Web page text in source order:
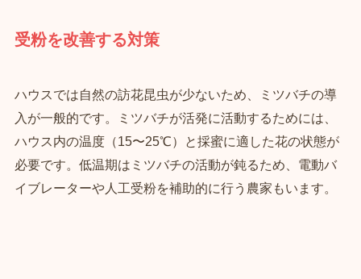
受粉を改善する対策
ハウスでは自然の訪花昆虫が少ないため、ミツバチの導
入が一般的です。ミツバチが活発に活動するためには、
ハウス内の温度（15〜25℃）と採蜜に適した花の状態が
必要です。低温期はミツバチの活動が鈍るため、電動バ
イブレーターや人工受粉を補助的に行う農家もいます。